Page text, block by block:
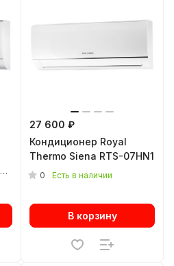
27 600 ₽
Кондиционер Royal
Thermo Siena RTS-07HN1
0 Есть в наличии
В корзину